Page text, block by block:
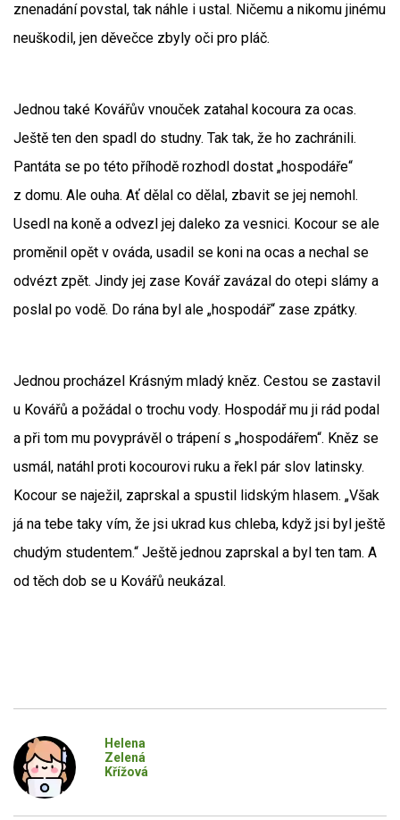
znenadání povstal, tak náhle i ustal. Ničemu a nikomu jinému
neuškodil, jen děvečce zbyly oči pro pláč.
Jednou také Kovářův vnouček zatahal kocoura za ocas.
Ještě ten den spadl do studny. Tak tak, že ho zachránili.
Pantáta se po této příhodě rozhodl dostat „hospodáře“
z domu. Ale ouha. Ať dělal co dělal, zbavit se jej nemohl.
Usedl na koně a odvezl jej daleko za vesnici. Kocour se ale
proměnil opět v ováda, usadil se koni na ocas a nechal se
odvézt zpět. Jindy jej zase Kovář zavázal do otepi slámy a
poslal po vodě. Do rána byl ale „hospodář“ zase zpátky.
Jednou procházel Krásným mladý kněz. Cestou se zastavil
u Kovářů a požádal o trochu vody. Hospodář mu ji rád podal
a při tom mu povyprávěl o trápení s „hospodářem“. Kněz se
usmál, natáhl proti kocourovi ruku a řekl pár slov latinsky.
Kocour se naježil, zaprskal a spustil lidským hlasem. „Však
já na tebe taky vím, že jsi ukrad kus chleba, když jsi byl ještě
chudým studentem.“ Ještě jednou zaprskal a byl ten tam. A
od těch dob se u Kovářů neukázal.
Helena
Zelená
Křížová